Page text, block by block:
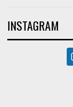
INSTAGRAM